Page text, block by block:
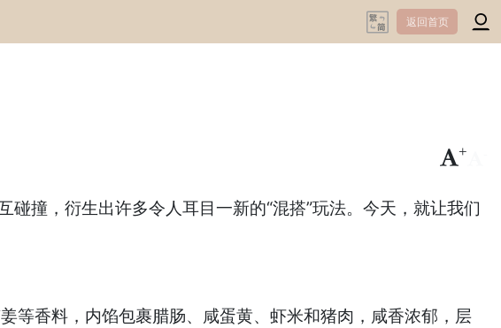
返回首页
+
撞，衍生出许多令人耳目一新的“混搭”玩法。今天，就让我们
等香料，内馅包裹腊肠、咸蛋黄、虾米和猪肉，咸香浓郁，层